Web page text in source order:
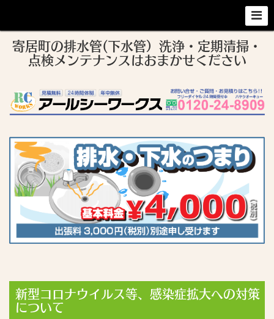
寄居町の排水管(下水管）洗浄・定期清掃・
点検メンテナンスはおまかせください
新型コロナウイルス等、感染症拡大への対策
について